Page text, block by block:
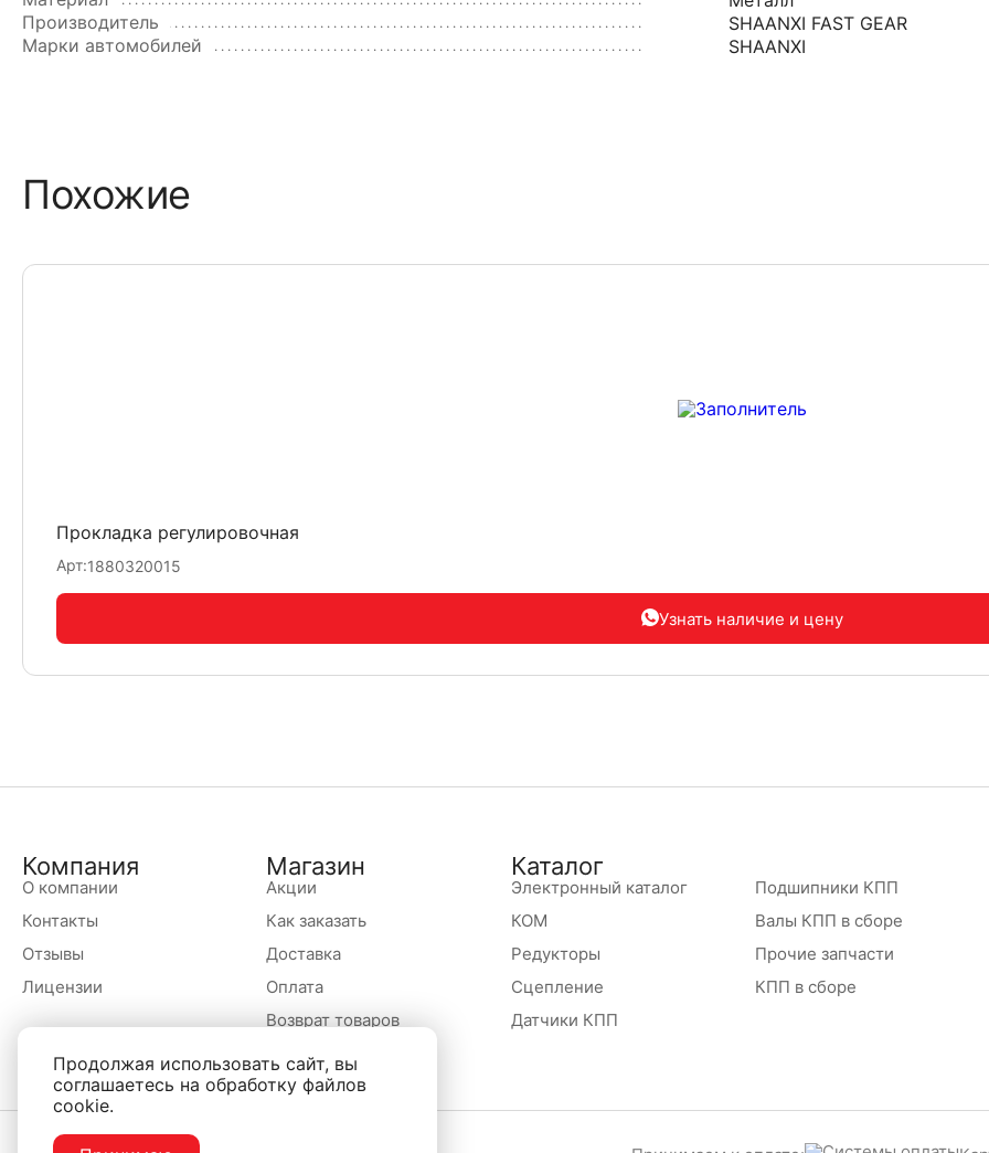
Производитель
SHAANXI FAST GEAR
Марки автомобилей
SHAANXI
Похожие
Прокладка регулировочная
Арт:1880320015
Узнать наличие и цену
Компания
О компании
Контакты
Отзывы
Лицензии
Магазин
Акции
Как заказать
Доставка
Оплата
Возврат товаров
Каталог
Электронный каталог
КОМ
Редукторы
Сцепление
Датчики КПП
Подшипники КПП
Валы КПП в сборе
Прочие запчасти
КПП в сборе
Продолжая использовать сайт, вы
соглашаетесь на обработку файлов
cookie.